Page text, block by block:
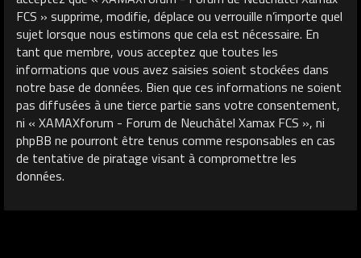
FCS » supprime, modifie, déplace ou verrouille n’importe quel
sujet lorsque nous estimons que cela est nécessaire. En
tant que membre, vous acceptez que toutes les
informations que vous avez saisies soient stockées dans
notre base de données. Bien que ces informations ne soient
pas diffusées à une tierce partie sans votre consentement,
ni « XAMAXforum - Forum de Neuchâtel Xamax FCS », ni
phpBB ne pourront être tenus comme responsables en cas
de tentative de piratage visant à compromettre les
données.